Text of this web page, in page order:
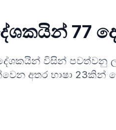
77
විසින් පවත්වනු
අතර භාෂා